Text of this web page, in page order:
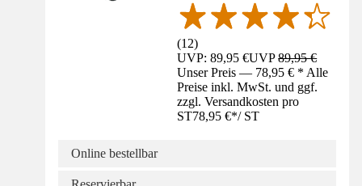
(12)
UVP: 89,95 €UVP89,95 €
Unser Preis — 78,95 € * Alle
Preise inkl. MwSt. und ggf.
zzgl. Versandkosten pro
ST78,95 €*/ ST
Online bestellbar